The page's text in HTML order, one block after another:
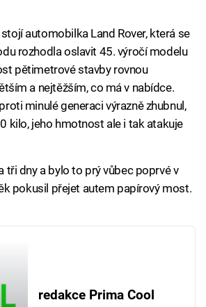
automobilka Land Rover, která se
rozhodla oslavit 45. výročí modelu
pětimetrové stavby rovnou
a nejtěžším, co má v nabídce.
minulé generaci výrazně zhubnul,
kilo, jeho hmotnost ale i tak atakuje
tři dny a bylo to prý vůbec poprvé v
pokusil přejet autem papírový most.
redakce Prima Cool